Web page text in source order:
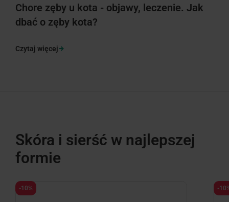
Chore zęby u kota - objawy, leczenie. Jak
dbać o zęby kota?
Czytaj więcej
Skóra i sierść w najlepszej
formie
-10% -